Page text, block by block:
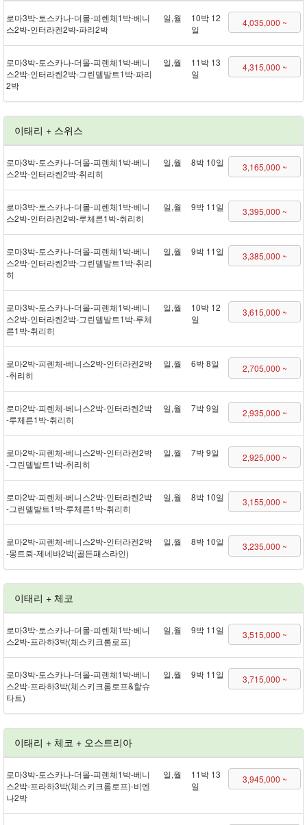
로마 3박 - 토스카나 - 더몰 - 피렌체 1박 - 베니
스 2박 - 인터라켄 2박 - 파리 2박
일,월
10박 12
일
4,035,000 ~
로마 3박 - 토스카나 - 더몰 - 피렌체 1박 - 베니
스 2박 - 인터라켄 2박 - 그린델발트 1박 - 파리
2박
일,월
11박 13
일
4,315,000 ~
이태리 + 스위스
로마 3박 - 토스카나 - 더몰 - 피렌체 1박 - 베니
스 2박 - 인터라켄 2박 - 취리히
일,월 8박 10일 3,165,000 ~
로마 3박 - 토스카나 - 더몰 - 피렌체 1박 - 베니
스 2박 - 인터라켄 2박 - 루체른 1박 - 취리히
일,월 9박 11일 3,395,000 ~
로마 3박 - 토스카나 - 더몰 - 피렌체 1박 - 베니
스 2박 - 인터라켄 2박 - 그린델발트 1박 - 취리
히
일,월 9박 11일 3,385,000 ~
로마 3박 - 토스카나 - 더몰 - 피렌체 1박 - 베니
스 2박 - 인터라켄 2박 - 그린델발트 1박 - 루체
른 1박 - 취리히
일,월
10박 12
일
3,615,000 ~
로마 2박 - 피렌체 - 베니스 2박 - 인터라켄 2박
- 취리히
일,월 6박 8일 2,705,000 ~
로마 2박 - 피렌체 - 베니스 2박 - 인터라켄 2박
- 루체른 1박 - 취리히
일,월 7박 9일 2,935,000 ~
로마 2박 - 피렌체 - 베니스 2박 - 인터라켄 2박
- 그린델발트 1박 - 취리히
일,월 7박 9일 2,925,000 ~
로마 2박 - 피렌체 - 베니스 2박 - 인터라켄 2박
- 그린델발트 1박 - 루체른 1박 - 취리히
일,월 8박 10일 3,155,000 ~
로마 2박 - 피렌체 - 베니스 2박 - 인터라켄 2박
- 몽트뢰 - 제네바 2박(골든패스 라인)
일,월 8박 10일 3,235,000 ~
이태리 + 체코
로마 3박 - 토스카나 - 더몰 - 피렌체 1박 - 베니
스 2박 - 프라하 3박(체스키크롬로프)
일,월 9박 11일 3,515,000 ~
로마 3박 - 토스카나 - 더몰 - 피렌체 1박 - 베니
스 2박 - 프라하 3박(체스키크롬로프&할슈
타트)
일,월 9박 11일 3,715,000 ~
이태리 + 체코 + 오스트리아
로마 3박 - 토스카나 - 더몰 - 피렌체 1박 - 베니
스 2박 - 프라하 3박(체스키크롬로프) - 비엔
나 2박
일,월
11박 13
일
3,945,000 ~